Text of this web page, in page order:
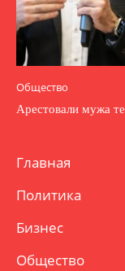
Общество
Арестовали мужа
Главная
Политика
Бизнес
Общество